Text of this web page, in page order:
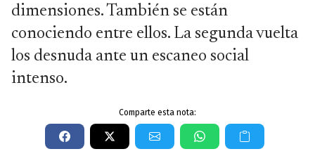
dimensiones. También se están
conociendo entre ellos. La segunda vuelta
los desnuda ante un escaneo social
intenso.
Comparte esta nota: